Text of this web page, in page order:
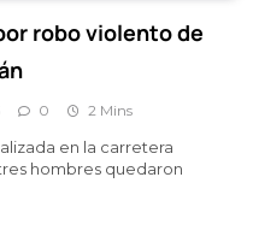
robo violento de
0 2 Mins
en la carretera
hombres quedaron